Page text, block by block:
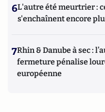
6L'autre été meurtrier :
s'enchaînent encore
7Rhin & Danube à sec :
fermeture pénalise
européenne